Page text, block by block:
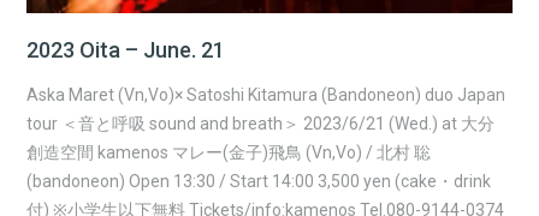
2023 Oita – June. 21
Aska Maret (Vn,Vo)× Satoshi Kitamura (Bandoneon) duo Japan
tour ＜音と呼吸 sound and breath＞ 2023/6/21 (Wed.) at 大分
創造空間 kamenos マレー(金子)飛鳥 (Vn,Vo) / 北村 聡
(bandoneon) Open 13:30 / Start 14:00 3,500 yen (cake・drink
付) ※小学生以下無料 Tickets/info:kamenos Tel.080-9144-0374